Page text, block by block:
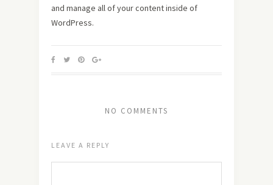
and manage all of your content inside of
WordPress.
NO COMMENTS
LEAVE A REPLY